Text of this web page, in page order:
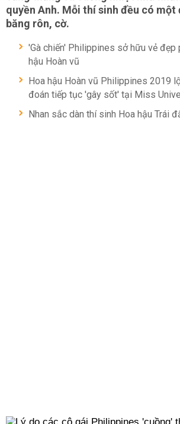
quyền Anh. Mỗi thí sinh đều có một
băng rôn, cờ.
'Gà chiến' Philippines sở hữu vẻ đẹp
hậu Hoàn vũ
Hoa hậu Hoàn vũ Philippines 2019
đoán tiếp tục 'gây sốt' tại Miss
Nhan sắc dàn thí sinh Hoa hậu Trái